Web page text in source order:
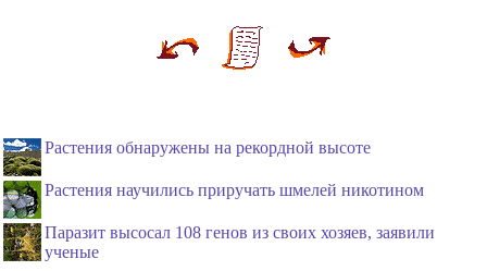
Растения обнаружены на рекордной высоте
Растения научились приручать шмелей никотином
Паразит высосал 108 генов из своих хозяев, заявили
ученые